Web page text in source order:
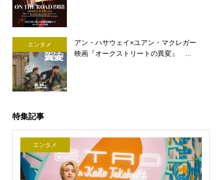
エンタメ
アン・ハサウェイ×ユアン・マクレガー
映画『オークストリートの異変』 ...
特集記事
エンタメ